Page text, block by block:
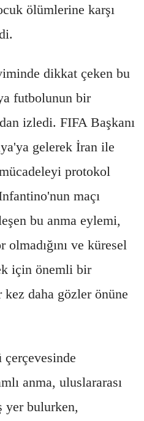
ölümlerine karşı
dikkat çeken bu
futbolunun bir
izledi. FIFA Başkanı
gelerek İran ile
protokol
maçı
bu anma eylemi,
ve küresel
için önemli bir
daha gözler önüne
anma, uluslararası
yer bulurken,